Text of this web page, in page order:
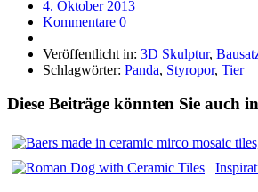
4. Oktober 2013
Kommentare 0
Veröffentlicht in: 3D Skulptur,
Schlagwörter: Panda, Styropor, Tier
Diese Beiträge könnten Sie auch